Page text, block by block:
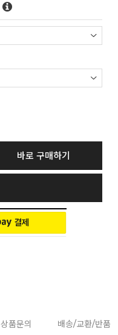
바로 구매하기
상품문의 배송/교환/반품